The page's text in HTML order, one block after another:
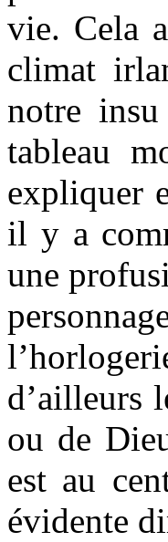
vie. Cela
climat
notre
tableau
expliquer
il y a
une
d’ailleurs
ou de
est au
évidente